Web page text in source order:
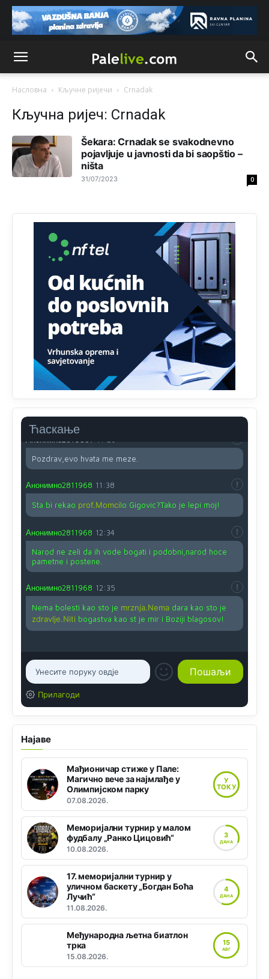
Насловна Кључне ријечи Crnadak
Кључна ријеч: Crnadak
Šekara: Crnadak se svakodnevno
pojavljuje u javnosti da bi saopštio –
ništa
31/07/2023 0
Ћаскање
Анонимно2808202 јуче 1:38
i mi tebi želimo dug život i tešku bolest
Анонимно2808216 јуче
1:42
Akò se prevede...manji umro nego sto se rodio.
Kuniocu ide q u guz...
Анонимно2808843 јуче 6:20
reconquista
pusti ih ciganija...pocetkom ovog vjeka,neko rece za
Radovana i Ratka kaki su oni srbi...i poce dalje da
besjedi znam ja dobro sta je bilo u Ag-ci...
Анонимно2810587
11:13
Proguglajte
Анонимно2810587
11:21
O kako su cudni lvi ljudi,uzeli bi sve da mogu...a ja srce
svima fajem,radujem se tudjoj sreci.I ko ima i ko nema
na iso ce mjesto leci!
Анонимно2810587
11:24
Pozdrav,evo hvata me meze.
Анонимно2811968 11:38
Sta bi rekao prof.Momcilo Gigovic?Tako je lepi moj!
Анонимно2811968 12:34
Narod ne zeli da ih vode bogati i podobni,narod hoce
pametne i postene.
Анонимно2811968 12:35
Nema bolesti kao sto je mrznja.Nemadara kao sto je
zdravlje.Niti bogastva kao st je mir i Boziji blagosov!
Прилагоди
Најаве
Мађионичар стиже у Пале:
Магично вече за најмлађе у
Олимпијском парку
07.08.2026.
У
ТОКУ
Меморијални турнир у малом
фудбалу „Ранко Цицовић“
10.08.2026.
3
ДАНА
17. меморијални турнир у
уличном баскету „Богдан Боћа
Лучић“
11.08.2026.
4
ДАНА
Међународна љетна биатлон
трка
15.08.2026.
15
АВГ